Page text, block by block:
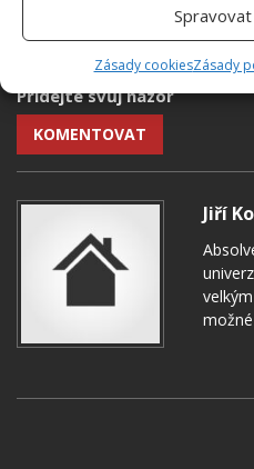
Zásady cookiesZásady
ZAHRADNIČENÍ
Přidejte svůj názor
KOMENTOVAT
Jiří